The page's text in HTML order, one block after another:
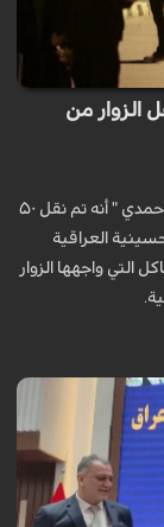
لنقل الزوار من
أعلن رئيس لجنة الأربعين المركزية سيد " مجيد مير أحمدي " أنه تم نقل ۵۰
العراقية
التي واجهها الزوار